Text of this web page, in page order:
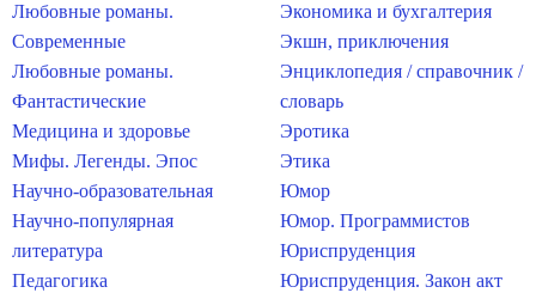
Любовные романы.
Современные
Любовные романы.
Фантастические
Медицина и здоровье
Мифы. Легенды. Эпос
Научно-образовательная
Научно-популярная
литература
Педагогика
Экономика и бухгалтерия
Экшн, приключения
Энциклопедия / справочник /
словарь
Эротика
Этика
Юмор
Юмор. Программистов
Юриспруденция
Юриспруденция. Закон акт